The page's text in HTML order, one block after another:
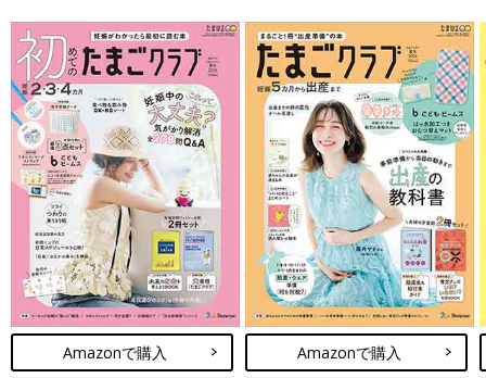
Amazonで購入 Amazonで購入